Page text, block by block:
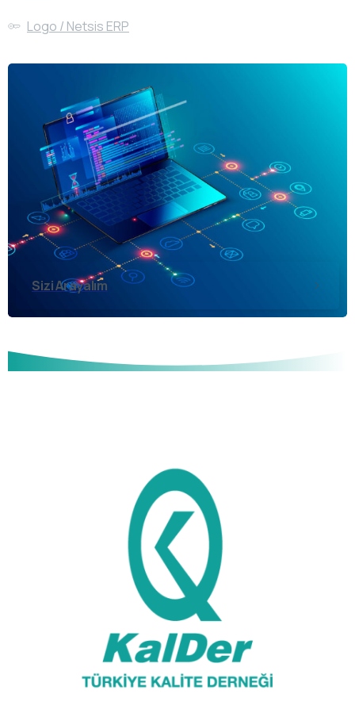
Logo / Netsis ERP
Sizi Arayalım